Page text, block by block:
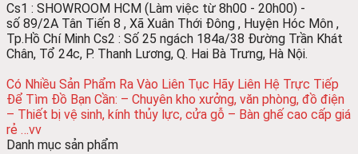
Cs1 : SHOWROOM HCM (Làm việc từ 8h00 - 20h00) -
số 89/2A Tân Tiến 8 , Xã Xuân Thới Đông , Huyện Hóc Môn ,
Tp.Hồ Chí Minh Cs2 : Số 25 ngách 184a/38 Đường Trần Khát
Chân, Tổ 24c, P. Thanh Lương, Q. Hai Bà Trưng, Hà Nội.
Có Nhiều Sản Phẩm Ra Vào Liên Tục Hãy Liên Hệ Trực Tiếp
Để Tìm Đồ Bạn Cần: – Chuyên kho xưởng, văn phòng, đồ điện
– Thiết bị vệ sinh, kính thủy lực, cửa gỗ – Bàn ghế cao cấp giá
rẻ …vv
Danh mục sản phẩm